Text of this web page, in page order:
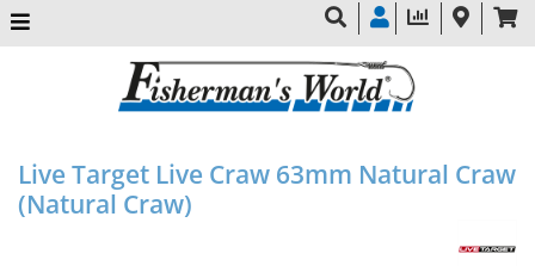
Live Target Live Craw 63mm Natural Craw
(Natural Craw)